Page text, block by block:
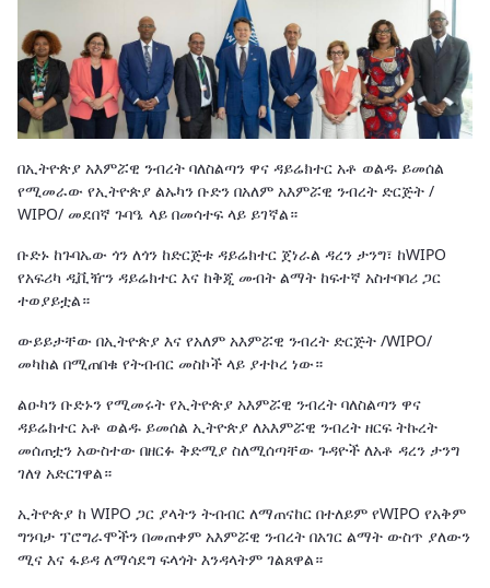
በኢትዮጵያ አእምሯዊ ንብረት ባለስልጣን ዋና ዳይሬክተር አቶ ወልዱ ይመሰል
የሚመራው የኢትዮጵያ ልኡካን ቡድን በአለም አእምሯዊ ንብረት ድርጅት /
WIPO/ መደበኛ ጉባዔ ላይ በመሳተፍ ላይ ይገኛል።
ቡድኑ ከጉባኤው ጎን ለጎን ከድርጅቱ ዳይሬክተር ጀነራል ዳረን ታንግ፣ ከWIPO
የአፍሪካ ዲቪዥን ዳይሬክተር እና ከቅጂ መብት ልማት ከፍተኛ አስተባባሪ ጋር
ተወያይቷል።
ውይይታቸው በኢትዮጵያ እና የአለም አእምሯዊ ንብረት ድርጅት /WIPO/
መካከል በሚጠበቁ የትብብር መስኮች ላይ ያተኮረ ነው።
ልዑካን ቡድኑን የሚመሩት የኢትዮጵያ አእምሯዊ ንብረት ባለስልጣን ዋና
ዳይሬክተር አቶ ወልዱ ይመሰል ኢትዮጵያ ለአእምሯዊ ንብረት ዘርፍ ትኩረት
መሰጠቷን አውስተው በዘርፉ ቅድሚያ ስለሚሰጣቸው ጉዳዮች ለአቶ ዳረን ታንግ
ገለፃ አድርገዋል።
ኢትዮጵያ ከ WIPO ጋር ያላትን ትብብር ለማጠናከር በተለይም የWIPO የአቅም
ግንባታ ፕሮግራሞችን በመጠቀም አእምሯዊ ንብረት በአገር ልማት ውስጥ ያለውን
ሚና እና ፋይዳ ለማሳደግ ፍላጎት እንዳላትም ገልጸዋል።